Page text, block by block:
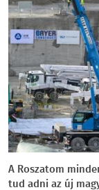
A Roszatom
tud adni az új